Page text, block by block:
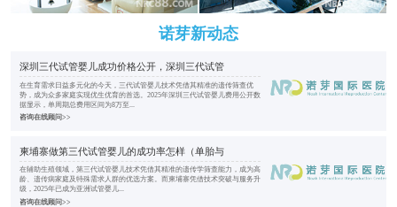
诺芽新动态
深圳三代试管婴儿成功价格公开，深圳三代试管
在生育需求日益多元化的今天，三代试管婴儿技术凭借其精准的遗传筛查优
势，成为众多家庭实现优生优育的首选。2025年深圳三代试管婴儿费用公开数
据显示，单周期总费用区间为8万至...
咨询在线顾问>>
柬埔寨做第三代试管婴儿的成功率怎样（单胎与
在辅助生殖领域，第三代试管婴儿技术凭借其精准的遗传学筛查能力，成为高
龄、遗传病家庭及特殊需求人群的优选方案。而柬埔寨凭借技术突破与服务升
级，2025年已成为亚洲试管婴儿...
咨询在线顾问>>